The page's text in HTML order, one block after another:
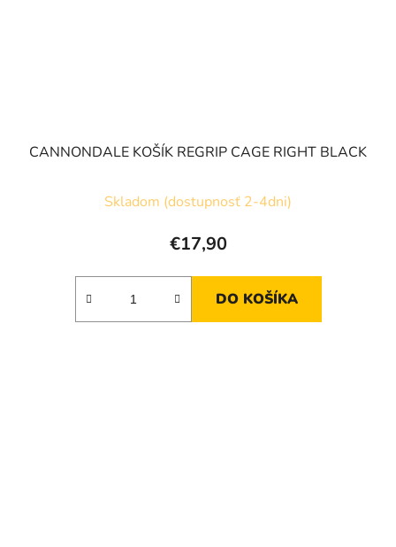
CANNONDALE KOŠÍK REGRIP CAGE RIGHT BLACK
Skladom (dostupnosť 2-4dni)
€17,90
DO KOŠÍKA